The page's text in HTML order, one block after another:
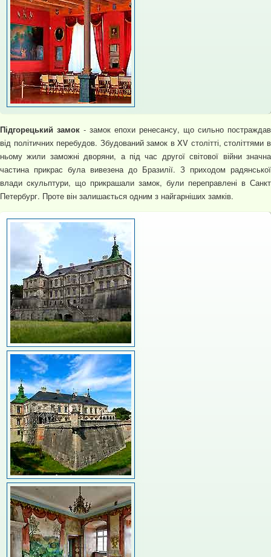
Підгорецький замок - замок епохи ренесансу, що сильно постраждав
від політичних перебудов. Збудований замок в XV столітті, століттями в
ньому жили заможні дворяни, а під час другої світової війни значна
частина прикрас була вивезена до Бразилії. З приходом радянської
влади cкульптури, що прикрашали замок, були переправлені в Санкт
Петербург. Проте він залишається одним з найгарніших замків.